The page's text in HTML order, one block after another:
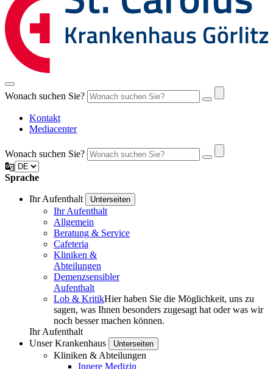
Wonach suchen Sie?
Kontakt
Mediacenter
Wonach suchen Sie?
Sprache
Ihr Aufenthalt Unterseiten
Ihr Aufenthalt
Allgemein
Beratung & Service
Cafeteria
Kliniken &
Abteilungen
Demenz­­sensibler
Aufenthalt
Lob & KritikHier haben Sie die Möglichkeit, uns zu
sagen, was Ihnen besonders zugesagt hat oder was wir
noch besser machen können.
Ihr Aufenthalt
Unser Krankenhaus
Unterseiten
Kliniken & Abteilungen
Innere Medizin